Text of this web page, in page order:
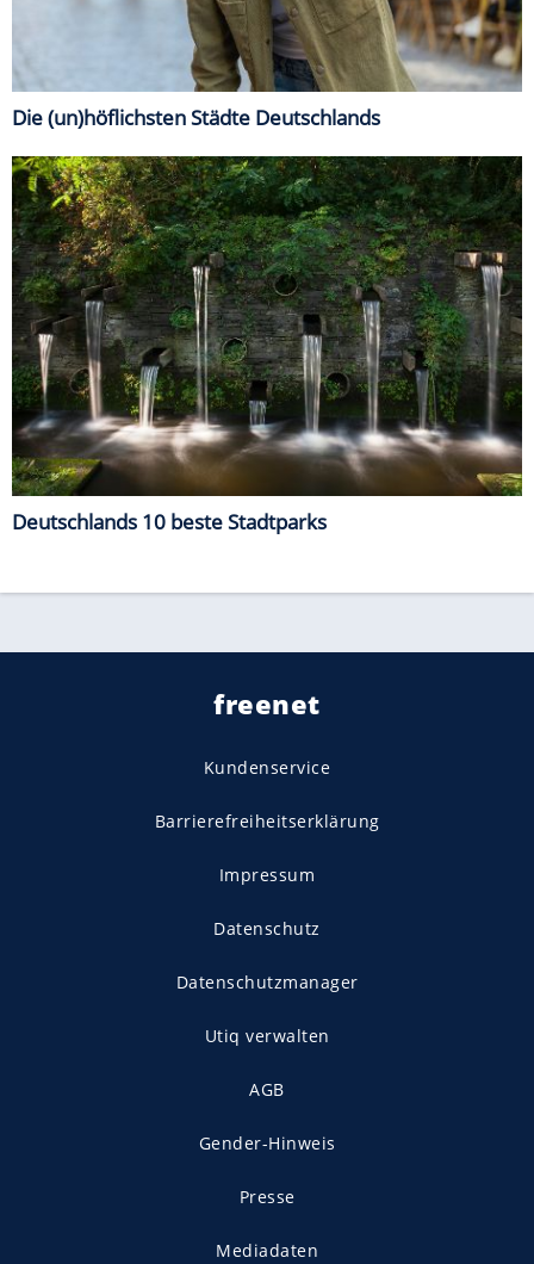
Die (un)höflichsten Städte Deutschlands
Deutschlands 10 beste Stadtparks
freenet
Kundenservice
Barrierefreiheitserklärung
Impressum
Datenschutz
Datenschutzmanager
Utiq verwalten
AGB
Gender-Hinweis
Presse
Mediadaten